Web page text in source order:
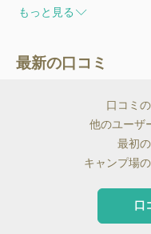
もっと見る
最新の口コミ
口コミ
他のユーザ
最初
キャンプ場
口